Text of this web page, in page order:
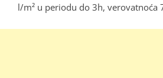
l/m² u periodu do 3h, verovatnoća